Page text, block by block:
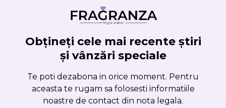
Obțineți cele mai recente știri
și vânzări speciale
Te poti dezabona in orice moment. Pentru
aceasta te rugam sa folosesti informatiile
noastre de contact din nota legala.